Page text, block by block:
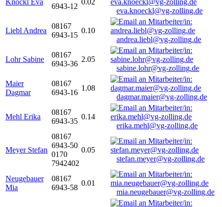
Knöckl Eva
6943-12
0.02
eva.knoeckl@vg-zolling.de
Liebl Andrea
08167
6943-15
0.10
andrea.liebl@vg-zolling.de
Lohr Sabine
08167
6943-36
2.05
sabine.lohr@vg-zolling.de
Maier
Dagmar
08167
6943-16
1.08
dagmar.maier@vg-zolling.de
Mehl Erika
08167
6943-35
0.14
erika.mehl@vg-zolling.de
Meyer Stefan
08167
6943-50
0170
7942402
0.05
stefan.meyer@vg-zolling.de
Neugebauer
Mia
08167
6943-58
0.01
mia.neugebauer@vg-zolling.de